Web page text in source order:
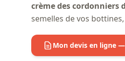
crème des cordonniers
semelles de vos
Mon devis en ligne